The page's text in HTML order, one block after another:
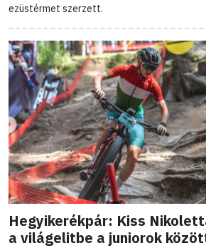
ezüstérmet szerzett.
Hegyikerékpár: Kiss
a világelitbe a juniorok